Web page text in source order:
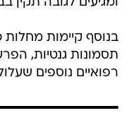
בנוסף קיימות מחלות
תסמונות גנטיות,
רפואיים נוספים